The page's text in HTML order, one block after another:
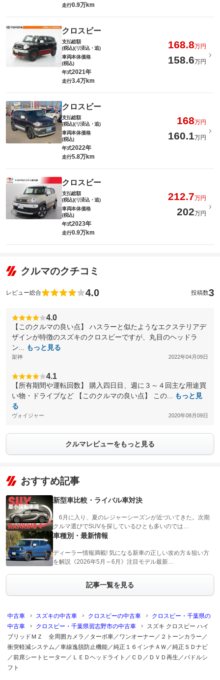
走行0.9万km
クロスビー
支払総額
(税込)(リ済込・追)
168.8万円
車両本体価格
(税込)
158.6万円
年式2021年
走行3.4万km
クロスビー
支払総額
(税込)(リ済込・追)
168万円
車両本体価格
(税込)
160.1万円
年式2022年
走行5.8万km
クロスビー
支払総額
(税込)(リ済込・追)
212.7万円
車両本体価格
(税込)
202万円
年式2023年
走行0.9万km
クルマのクチコミ
レビュー総合 4.0 投稿数3
4.0
【このクルマの良い点】 ハスラーと似たようなエクステリアデ
ザインが特徴のスズキのクロスビーですが、丸目のヘッドラ
ン...
もっと見る
架神 2022年04月09日
4.1
【所有期間や運転回数】 購入四日目、週に３～４回主な用途買
い物・ドライブなど 【このクルマの良い点】 この...
もっと見
る
ヴォイジャー 2020年08月09日
クルマレビューをもっと見る
おすすめ記事
新型車比較・ライバル車対決
6月に入り、夏のレジャーシーズンが近づいてきた。次期
クルマ選びでSUVを探しているひとも多いのでは…
車種別・最新情報
ディーラー情報満載! 気になる新車の正しい攻め方＆狙い方
を解説《2026年5月～6月》注目モデル最新…
記事一覧を見る
中古車 スズキの中古車 クロスビーの中古車
クロスビー・千葉県の
中古車
クロスビー・千葉県習志野市の中古車
スズキ クロスビー ハイ
ブリッドＭＺ 全周囲カメラ／ターボ車／ワンオーナー／２トーンカラー／
衝突軽減システム／車線逸脱防止機能／純正１６インチＡＷ／純正ＳＤナビ
／前席シートヒーター／ＬＥＤヘッドライト／ＣＤ／ＤＶＤ再生／パドルシ
フト